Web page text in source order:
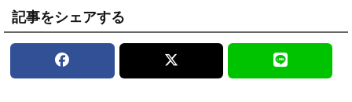
記事をシェアする